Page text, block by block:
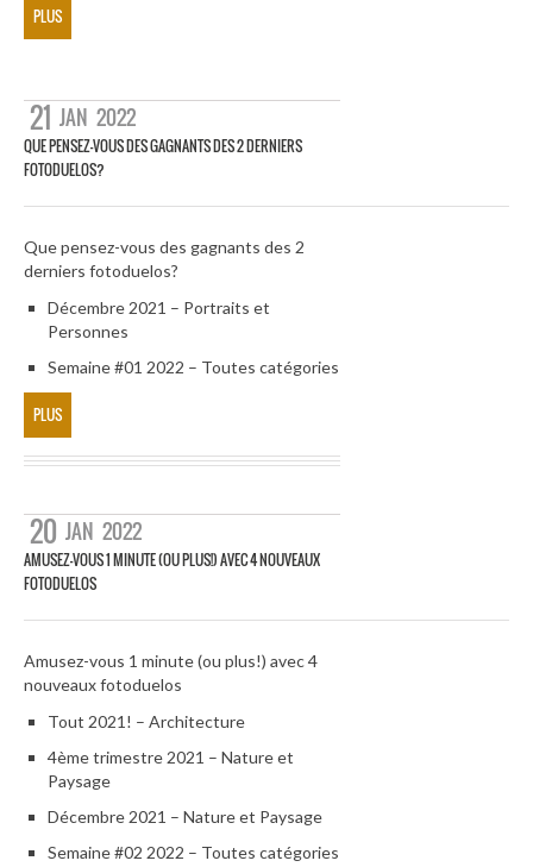
PLUS
21 JAN 2022
QUE PENSEZ-VOUS DES GAGNANTS DES 2 DERNIERS
FOTODUELOS?
Que pensez-vous des gagnants des 2
derniers fotoduelos?
Décembre 2021 – Portraits et
Personnes
Semaine #01 2022 – Toutes catégories
PLUS
20 JAN 2022
AMUSEZ-VOUS 1 MINUTE (OU PLUS!) AVEC 4 NOUVEAUX
FOTODUELOS
Amusez-vous 1 minute (ou plus!) avec 4
nouveaux fotoduelos
Tout 2021! – Architecture
4ème trimestre 2021 – Nature et
Paysage
Décembre 2021 – Nature et Paysage
Semaine #02 2022 – Toutes catégories